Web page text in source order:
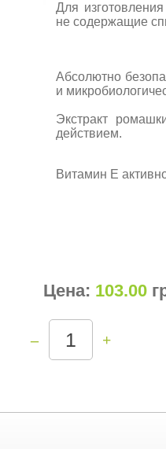
Для
не содержащие
Абсолютно
и
Экстракт
действием.
Витамин Е
Цена: 103.00
– +